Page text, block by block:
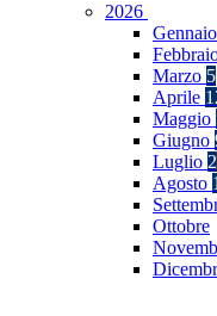
2026
Gennaio
Marzo 5
Aprile
Maggio
Giugno
Luglio 2
Agosto 1
Ottobre